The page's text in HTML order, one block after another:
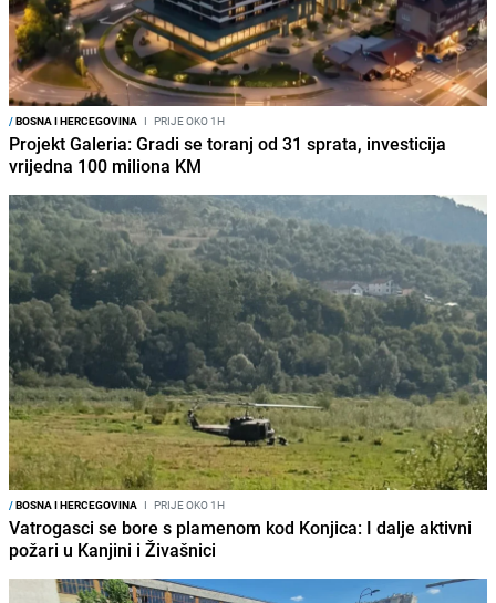
/BOSNA I HERCEGOVINA I PRIJE OKO 1H
Projekt Galeria: Gradi se toranj od 31 sprata, investicija
vrijedna 100 miliona KM
/BOSNA I HERCEGOVINA I PRIJE OKO 1H
Vatrogasci se bore s plamenom kod Konjica: I dalje aktivni
požari u Kanjini i Živašnici